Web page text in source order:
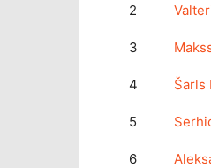
2
3
4 Šarls
5
6